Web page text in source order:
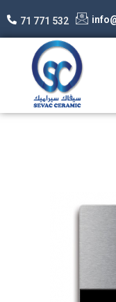
71 771 532